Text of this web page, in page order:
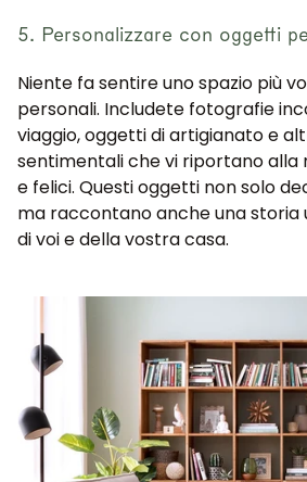
5. Personalizzare con oggetti
Niente fa sentire uno spazio più
personali. Includete fotografie
viaggio, oggetti di artigianato e
sentimentali che vi riportano alla
e felici. Questi oggetti non solo
ma raccontano anche una storia
di voi e della vostra casa.